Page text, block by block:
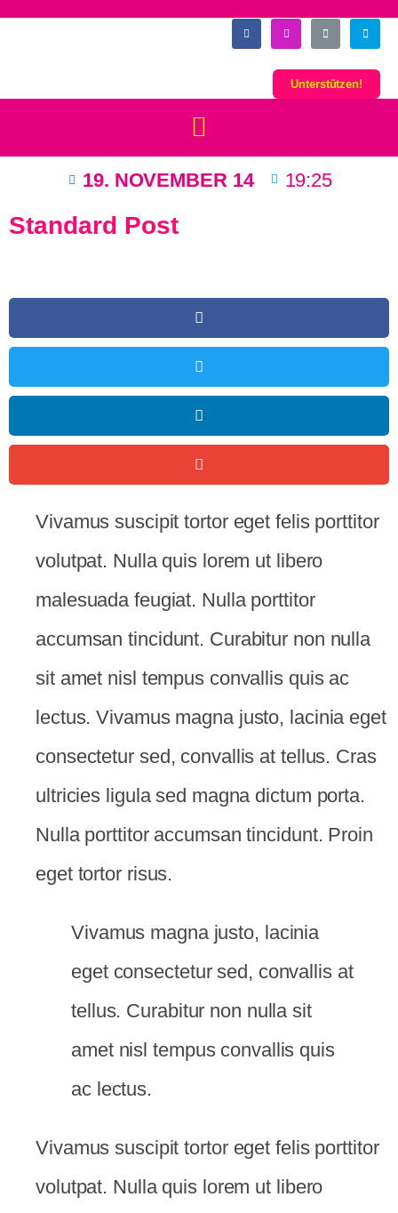
Unterstützen!
19. NOVEMBER 14 19:25
Standard Post
Vivamus suscipit tortor eget felis porttitor
volutpat. Nulla quis lorem ut libero
malesuada feugiat. Nulla porttitor
accumsan tincidunt. Curabitur non nulla
sit amet nisl tempus convallis quis ac
lectus. Vivamus magna justo, lacinia eget
consectetur sed, convallis at tellus. Cras
ultricies ligula sed magna dictum porta.
Nulla porttitor accumsan tincidunt. Proin
eget tortor risus.
Vivamus magna justo, lacinia
eget consectetur sed, convallis at
tellus. Curabitur non nulla sit
amet nisl tempus convallis quis
ac lectus.
Vivamus suscipit tortor eget felis porttitor
volutpat. Nulla quis lorem ut libero